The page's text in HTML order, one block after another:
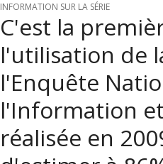
INFORMATION SUR LA SÉRIE
C'est la
l'utilisation de
l'Enquête
l'Information
réalisée en